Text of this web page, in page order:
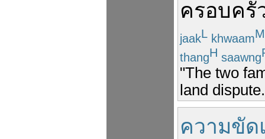
ครอบครั
jaakL khwaamM
thangH saawng
"The two
land
ความขัด